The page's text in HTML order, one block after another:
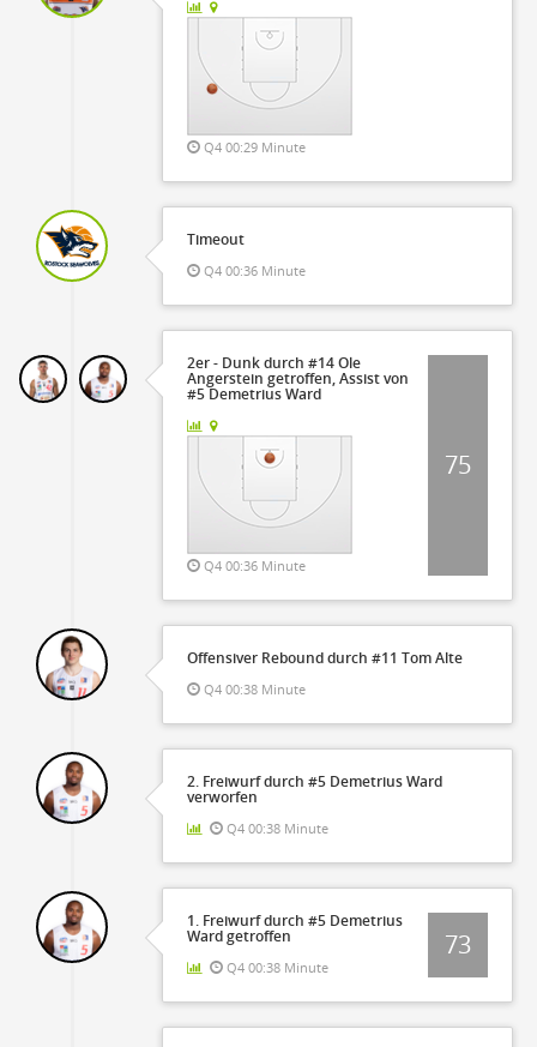
Q4 00:29 Minute
Timeout
Q4 00:36 Minute
2er - Dunk durch #14 Ole
Angerstein getroffen, Assist von
#5 Demetrius Ward
Q4 00:36 Minute
75
Offensiver Rebound durch #11 Tom Alte
Q4 00:38 Minute
2. Freiwurf durch #5 Demetrius Ward
verworfen
Q4 00:38 Minute
1. Freiwurf durch #5 Demetrius
Ward getroffen
Q4 00:38 Minute
73